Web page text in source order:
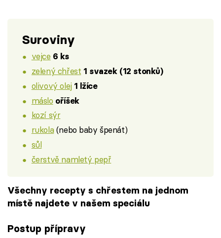
Suroviny
vejce 6 ks
zelený chřest 1 svazek (12 stonků)
olivový olej 1 lžíce
máslo oříšek
kozí sýr
rukola(nebo baby špenát)
sůl
čerstvě namletý pepř
Všechny recepty s chřestem na jednom
místě najdete v našem speciálu
Postup přípravy